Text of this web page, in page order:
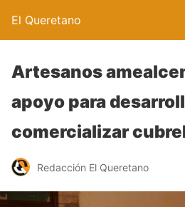
El Queretano
Artesanos
apoyo para
comercializar
Redacción El Queretano